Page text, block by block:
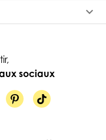
keyboard_arrow_down
sociaux